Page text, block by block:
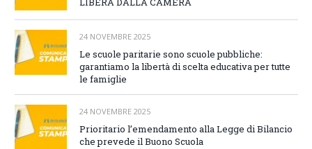
24 NOVEMBRE 2025
Le scuole paritarie sono scuole pubbliche:
garantiamo la libertà di scelta educativa per tutte
le famiglie
24 NOVEMBRE 2025
Prioritario l’emendamento alla Legge di Bilancio
che prevede il Buono Scuola